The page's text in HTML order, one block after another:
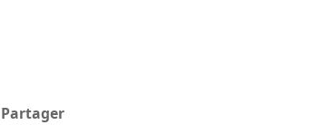
Partager